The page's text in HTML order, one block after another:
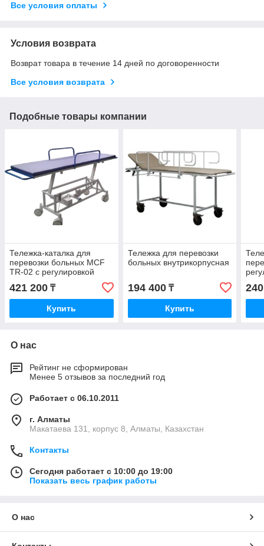
Все условия оплаты
Условия возврата
Возврат товара в течение 14 дней по договоренности
Все условия возврата
Подобные товары компании
Тележка-каталка для
перевозки больных MCF
TR-02 с регулировкой
421 200 ₸
Купить
Тележка для перевозки
больных внутрикорпусная
194 400₸
Купить
О нас
Рейтинг не сформирован
Менее 5 отзывов за последний год
Работает с 06.10.2011
г. Алматы
Макатаева 131, корпус 8, Алматы, Казахстан
Контакты
Сегодня работает с 10:00 до 19:00
Показать весь график работы
О нас